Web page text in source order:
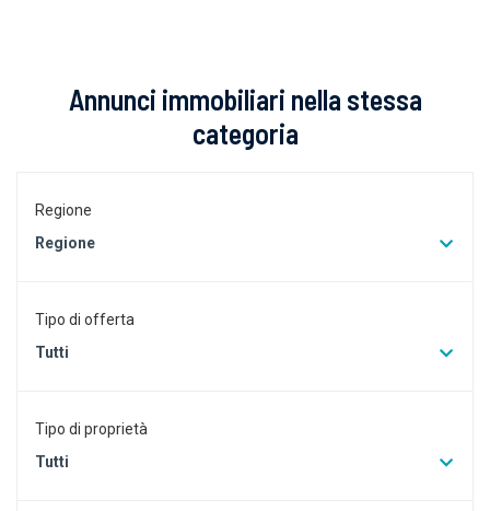
Annunci immobiliari nella stessa
categoria
Regione
Regione
Tipo di offerta
Tutti
Tipo di proprietà
Tutti